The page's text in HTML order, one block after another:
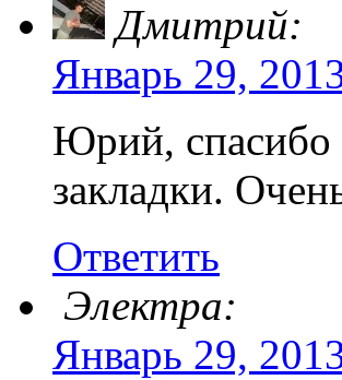
Дмитрий:
Январь 29,
Юрий, спасибо
закладки.
Ответить
Электра:
Январь 29,